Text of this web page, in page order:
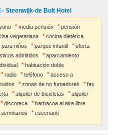
Steenwijk-de Bult Hotel
media pensión
pensión
vegetariana
cocina dietética
niños parque infantil
oferta
admitidos
aparcamiento
habitación doble
radio teléfono
acceso a
zonas de no fumadores
fax
alquiler de bicicletas
alquiler
discoteca
barbacoa al aire libre
escenario